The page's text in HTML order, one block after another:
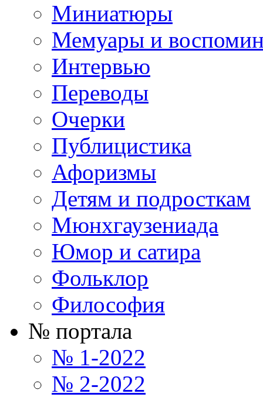
Миниатюры
Мемуары и
Интервью
Переводы
Очерки
Публицистика
Афоризмы
Детям и подросткам
Мюнхгаузениада
Юмор и сатира
Фольклор
Философия
№ портала
№ 1-2022
№ 2-2022